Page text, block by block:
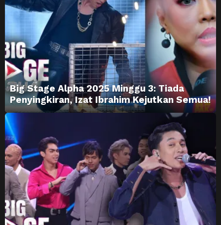
Big Stage Alpha 2025 Minggu 3: Tiada
Penyingkiran, Izat Ibrahim Kejutkan Semua!